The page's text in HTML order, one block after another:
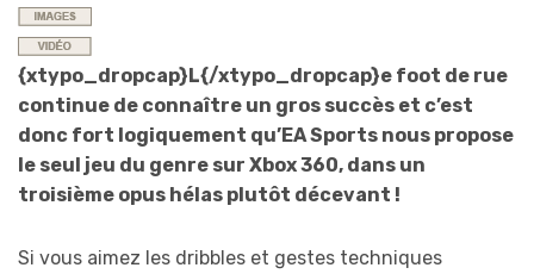
{xtypo_dropcap}L{/xtypo_dropcap}e foot de rue
continue de connaître un gros succès et c’est
donc fort logiquement qu’EA Sports nous propose
le seul jeu du genre sur Xbox 360, dans un
troisième opus hélas plutôt décevant !
Si vous aimez les dribbles et gestes techniques